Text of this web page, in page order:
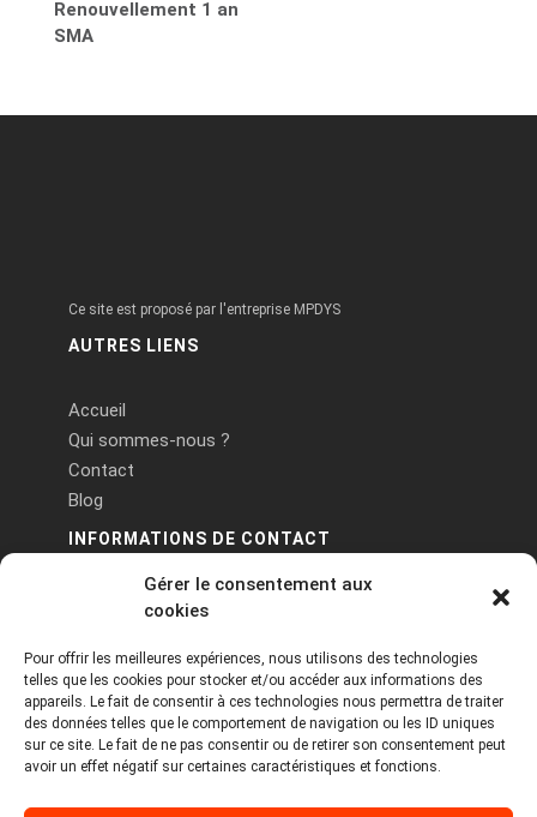
Gérer le consentement aux
cookies
Pour offrir les meilleures expériences, nous utilisons des technologies
telles que les cookies pour stocker et/ou accéder aux informations des
appareils. Le fait de consentir à ces technologies nous permettra de traiter
des données telles que le comportement de navigation ou les ID uniques
sur ce site. Le fait de ne pas consentir ou de retirer son consentement peut
avoir un effet négatif sur certaines caractéristiques et fonctions.
Renouvellement 1 an
SMA
Ce site est proposé par l'entreprise MPDYS
AUTRES LIENS
Accueil
Qui sommes-nous ?
Contact
Blog
INFORMATIONS DE CONTACT
PA Keneach Ouest - 5 rue de Belle-Île - 56400
contact@logiciels-etiquettes.com
09 71 37 25 93